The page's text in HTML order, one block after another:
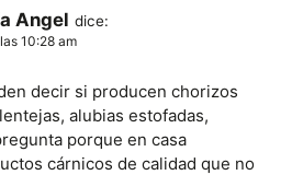
Angel dice:
10:28 am
decir si producen chorizos
alubias estofadas,
porque en casa
cárnicos de calidad que no